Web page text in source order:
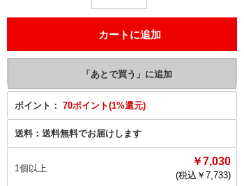
ポイント： 70ポイント(1%還元)
送料： 送料無料でお届けします
1個以上
￥7,030
(税込￥ 7,733)